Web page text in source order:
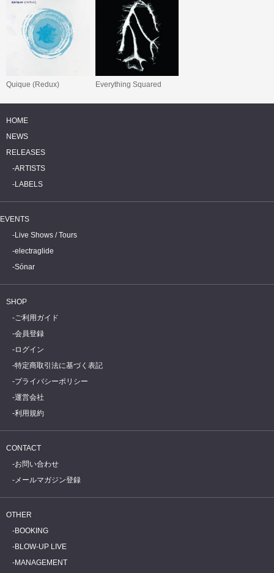
Quique (Redux) Everything Squared
HOME
NEWS
RELEASES
ARTISTS
LABELS
EVENTS
Live Shows / Tours
electraglide
Sónar
SHOP
ご利用ガイド
会員登録
ログイン
特定商取引法に基づく表記
プライバシーポリシー
運営会社
利用規約
CONTACT
お問い合わせ
メールマガジン登録
OTHER
BOOKING
BLOW-UP LIVE
MANAGEMENT